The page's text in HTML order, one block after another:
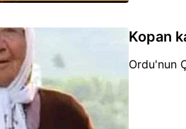
Kopan
Ordu'nun